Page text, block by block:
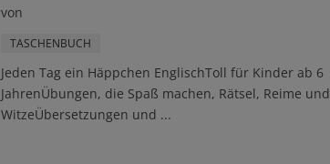
von
TASCHENBUCH
Jeden Tag ein Häppchen EnglischToll für Kinder ab 6
JahrenÜbungen, die Spaß machen, Rätsel, Reime und
WitzeÜbersetzungen und ...